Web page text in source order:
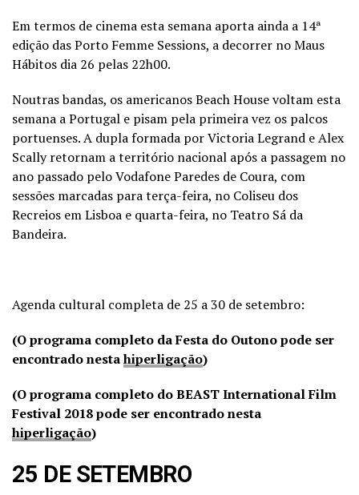
Em termos de cinema esta semana aporta ainda a 14ª
edição das Porto Femme Sessions, a decorrer no Maus
Hábitos dia 26 pelas 22h00.
Noutras bandas, os americanos Beach House voltam esta
semana a Portugal e pisam pela primeira vez os palcos
portuenses. A dupla formada por Victoria Legrand e Alex
Scally retornam a território nacional após a passagem no
ano passado pelo Vodafone Paredes de Coura, com
sessões marcadas para terça-feira, no Coliseu dos
Recreios em Lisboa e quarta-feira, no Teatro Sá da
Bandeira.
Agenda cultural completa de 25 a 30 de setembro:
(O programa completo da Festa do Outono pode ser
encontrado nestahiperligação)
(O programa completo do BEAST International Film
Festival 2018 pode ser encontrado nesta
hiperligação)
25 DE SETEMBRO